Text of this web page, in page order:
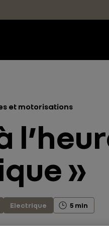
et motorisations
»
Electrique 5 min